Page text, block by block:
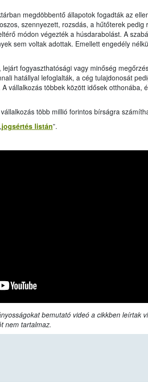
megdöbbentő állapotok fogadták az
szennyezett, rozsdás, a hűtőterek pedig
módon végezték a húsdarabolást. A
sem voltak adottak. Emellett engedély
fogyaszthatósági vagy minőség
hatállyal lefoglalták, a cég tulajdonosát
vállalkozás többek között idősek otthonába,
több millió forintos bírságra
jogsértés listán”.
bemutató videó a cikkben leírtak
nem tartalmaz.